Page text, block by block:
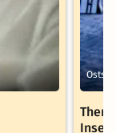
Insel